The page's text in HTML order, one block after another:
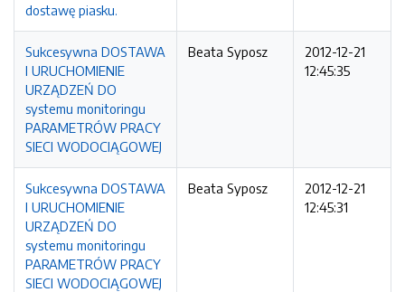
dostawę piasku.
Sukcesywna DOSTAWA
I URUCHOMIENIE
URZĄDZEŃ DO
systemu monitoringu
PARAMETRÓW PRACY
SIECI WODOCIĄGOWEJ
Beata Syposz
2012-12-21
12:45:35
Sukcesywna DOSTAWA
I URUCHOMIENIE
URZĄDZEŃ DO
systemu monitoringu
PARAMETRÓW PRACY
SIECI WODOCIĄGOWEJ
Beata Syposz
2012-12-21
12:45:31